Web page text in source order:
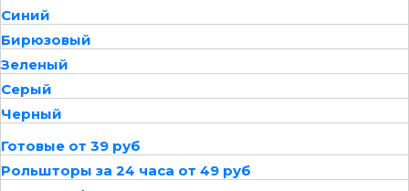
Синий
Бирюзовый
Зеленый
Серый
Черный
Готовые от 39 руб
Рольшторы за 24 часа от 49 руб